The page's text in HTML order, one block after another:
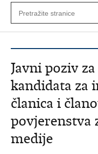
Javni poziv
kandidata za
članica i
povjerenstva
medije